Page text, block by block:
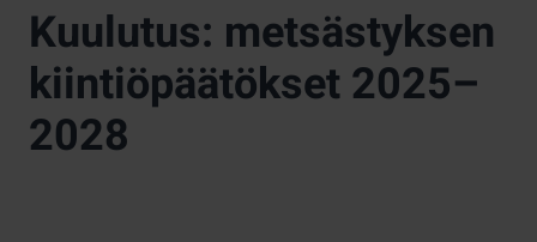
Kuulutus: metsästyksen
kiintiöpäätökset 2025–
2028